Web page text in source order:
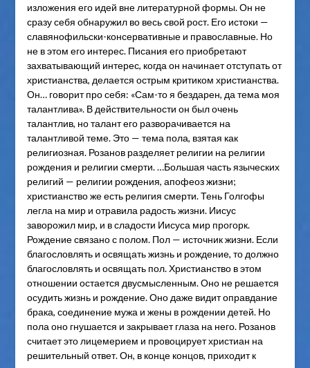
изложения его идей вне литературной формы. Он не
сразу себя обнаружил во весь свой рост. Его истоки —
славянофильски-консервативные и православные. Но
не в этом его интерес. Писания его приобретают
захватывающий интерес, когда он начинает отступать от
христианства, делается острым критиком христианства.
Он… говорит про себя: «Сам-то я бездарен, да тема моя
талантлива». В действительности он был очень
талантлив, но талант его разворачивается на
талантливой теме. Это — тема пола, взятая как
религиозная. Розанов разделяет религии на религии
рождения и религии смерти. …Большая часть языческих
религий — религии рождения, апофеоз жизни;
христианство же есть религия смерти. Тень Голгофы
легла на мир и отравила радость жизни. Иисус
заворожил мир, и в сладости Иисуса мир прогорк.
Рождение связано с полом. Пол — источник жизни. Если
благословлять и освящать жизнь и рождение, то должно
благословлять и освящать пол. Христианство в этом
отношении остается двусмысленным. Оно не решается
осудить жизнь и рождение. Оно даже видит оправдание
брака, соединение мужа и жены в рождении детей. Но
пола оно гнушается и закрывает глаза на него. Розанов
считает это лицемерием и провоцирует христиан на
решительный ответ. Он, в конце концов, приходит к